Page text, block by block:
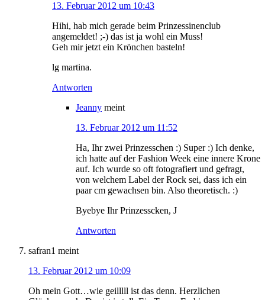
13. Februar 2012 um 10:43
Hihi, hab mich gerade beim Prinzessinenclub
angemeldet! ;-) das ist ja wohl ein Muss!
Geh mir jetzt ein Krönchen basteln!
lg martina.
Antworten
Jeanny meint
13. Februar 2012 um 11:52
Ha, Ihr zwei Prinzesschen :) Super :) Ich denke,
ich hatte auf der Fashion Week eine innere Krone
auf. Ich wurde so oft fotografiert und gefragt,
von welchem Label der Rock sei, dass ich ein
paar cm gewachsen bin. Also theoretisch. :)
Byebye Ihr Prinzesscken, J
Antworten
safran1 meint
13. Februar 2012 um 10:09
Oh mein Gott…wie geilllll ist das denn. Herzlichen